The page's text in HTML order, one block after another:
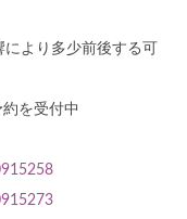
より多少前後する可
を受付中